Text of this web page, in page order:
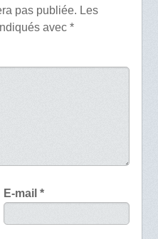
pas publiée. Les
avec *
E-mail*